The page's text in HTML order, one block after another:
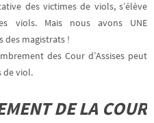
des victimes de viols, s’élève
viols. Mais nous avons UNE
des magistrats !
des Cour d’Assises peut
de viol.
DE LA COUR